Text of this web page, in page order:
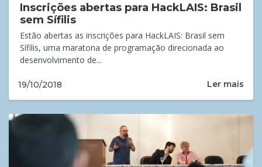
Inscrições abertas para HackLAIS: Brasil
sem Sífilis
Estão abertas as inscrições para HackLAIS: Brasil sem
Sífilis, uma maratona de programação direcionada ao
desenvolvimento de...
19/10/2018 Ler mais